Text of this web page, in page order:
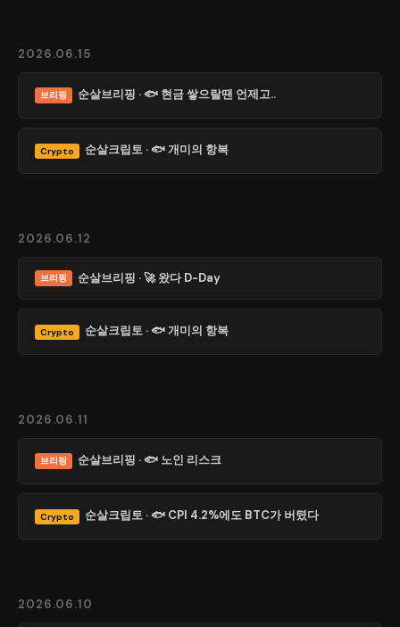
2026.06.15
브리핑 순살브리핑 · 🐟 현금 쌓으랄땐 언제고..
Crypto 순살크립토 · 🐟 개미의 항복
2026.06.12
브리핑 순살브리핑 · 🚀 왔다 D-Day
Crypto 순살크립토 · 🐟 개미의 항복
2026.06.11
브리핑 순살브리핑 · 🐟 노인 리스크
Crypto 순살크립토 · 🐟 CPI 4.2%에도 BTC가 버텼다
2026.06.10